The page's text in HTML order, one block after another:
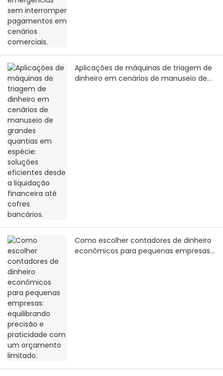
Aplicações de máquinas de triagem de
dinheiro em cenários de manuseio de
Como escolher contadores de dinheiro
econômicos para pequenas empresas: